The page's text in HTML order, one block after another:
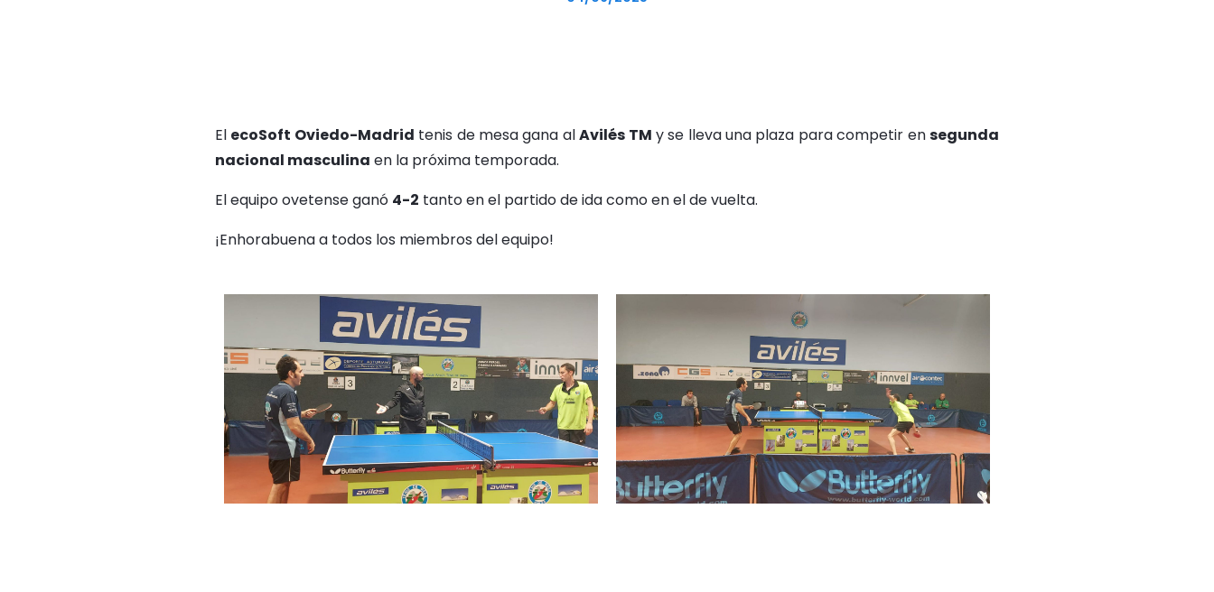
El ecoSoft Oviedo-Madrid tenis de mesa gana alAvilés TM y se lleva una plaza para competir ensegunda
nacional masculina en la próxima temporada.
El equipo ovetense ganó 4-2 tanto en el partido de ida como en el de vuelta.
¡Enhorabuena a todos los miembros del equipo!